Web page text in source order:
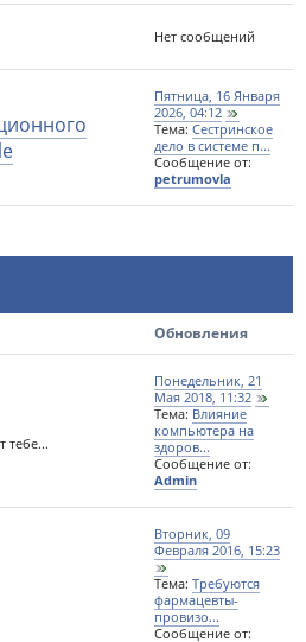
Нет сообщений
Пятница, 16 Января
2026, 04:12
Тема: Сестринское
дело в системе п...
Сообщение от:
petrumovla
Обновления
тебе...
Понедельник, 21
Мая 2018, 11:32
Тема: Влияние
компьютера на
здоров...
Сообщение от:
Admin
Вторник, 09
Февраля 2016, 15:23
Тема: Требуются
фармацевты-
провизо...
Сообщение от: